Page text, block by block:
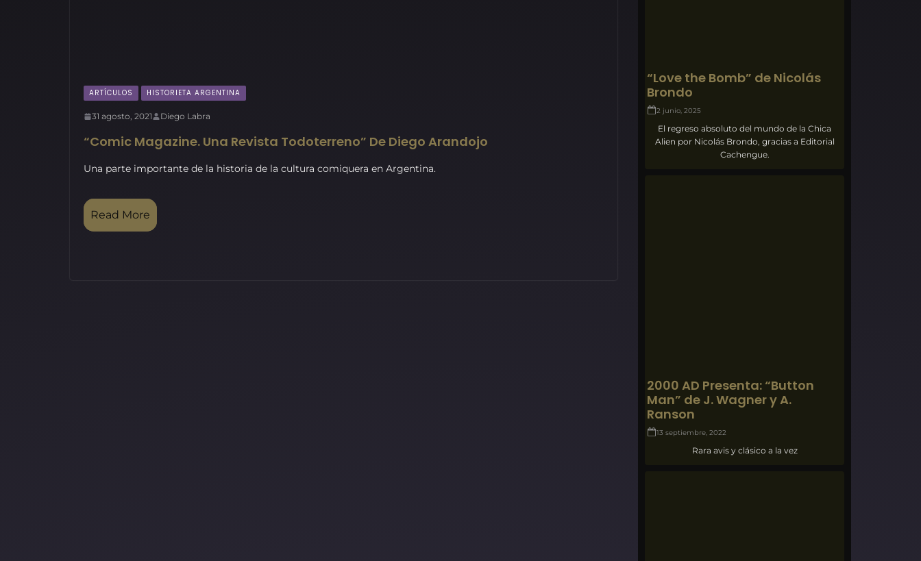
ARTÍCULOS HISTORIETA ARGENTINA
31 agosto, 2021 Diego Labra
“Comic Magazine. Una Revista Todoterreno” De Diego Arandojo
Una parte importante de la historia de la cultura comiquera en Argentina.
Read More
“Love the Bomb” de Nicolás
Brondo
2 junio, 2025
El regreso absoluto del mundo de la Chica
Alien por Nicolás Brondo, gracias a Editorial
Cachengue.
2000 AD Presenta: “Button
Man” de J. Wagner y A.
Ranson
13 septiembre, 2022
Rara avis y clásico a la vez